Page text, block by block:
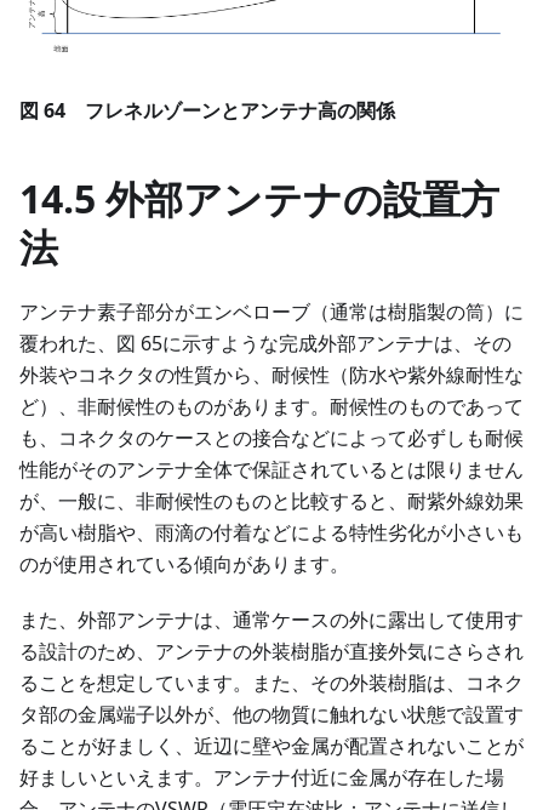
図 64 フレネルゾーンとアンテナ高の関係
14.5 外部アンテナの設置方
法
アンテナ素子部分がエンベローブ（通常は樹脂製の筒）に
覆われた、図 65に示すような完成外部アンテナは、その
外装やコネクタの性質から、耐候性（防水や紫外線耐性な
ど）、非耐候性のものがあります。耐候性のものであって
も、コネクタのケースとの接合などによって必ずしも耐候
性能がそのアンテナ全体で保証されているとは限りません
が、一般に、非耐候性のものと比較すると、耐紫外線効果
が高い樹脂や、雨滴の付着などによる特性劣化が小さいも
のが使用されている傾向があります。
また、外部アンテナは、通常ケースの外に露出して使用す
る設計のため、アンテナの外装樹脂が直接外気にさらされ
ることを想定しています。また、その外装樹脂は、コネク
タ部の金属端子以外が、他の物質に触れない状態で設置す
ることが好ましく、近辺に壁や金属が配置されないことが
好ましいといえます。アンテナ付近に金属が存在した場